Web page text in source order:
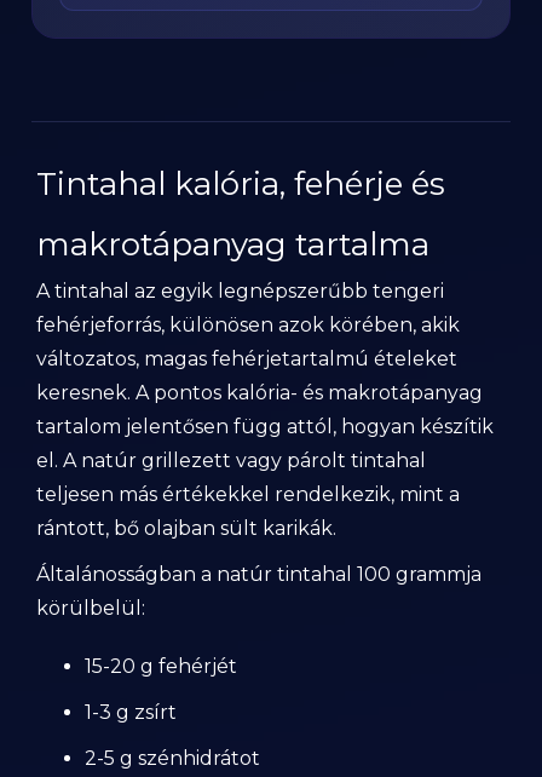
Tintahal kalória, fehérje és
makrotápanyag tartalma
A tintahal az egyik legnépszerűbb tengeri
fehérjeforrás, különösen azok körében, akik
változatos, magas fehérjetartalmú ételeket
keresnek. A pontos kalória- és makrotápanyag
tartalom jelentősen függ attól, hogyan készítik
el. A natúr grillezett vagy párolt tintahal
teljesen más értékekkel rendelkezik, mint a
rántott, bő olajban sült karikák.
Általánosságban a natúr tintahal 100 grammja
körülbelül:
15-20 g fehérjét
1-3 g zsírt
2-5 g szénhidrátot